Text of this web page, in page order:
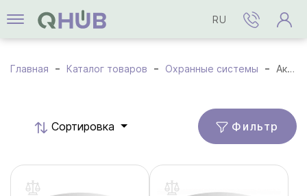
RU
Главная Каталог товаров Охранные системы Аксессуары
Cортировка Фильтр